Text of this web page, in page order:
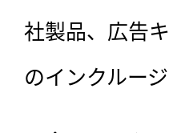
社製品、広告
のインクルー